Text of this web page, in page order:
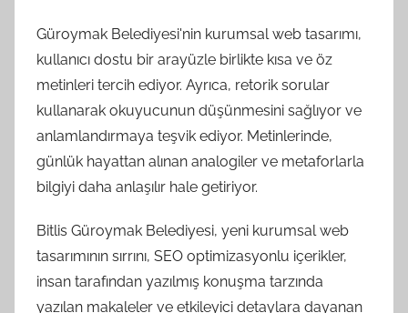
Güroymak Belediyesi'nin kurumsal web tasarımı,
kullanıcı dostu bir arayüzle birlikte kısa ve öz
metinleri tercih ediyor. Ayrıca, retorik sorular
kullanarak okuyucunun düşünmesini sağlıyor ve
anlamlandırmaya teşvik ediyor. Metinlerinde,
günlük hayattan alınan analogiler ve metaforlarla
bilgiyi daha anlaşılır hale getiriyor.
Bitlis Güroymak Belediyesi, yeni kurumsal web
tasarımının sırrını, SEO optimizasyonlu içerikler,
insan tarafından yazılmış konuşma tarzında
yazılan makaleler ve etkileyici detaylara dayanan